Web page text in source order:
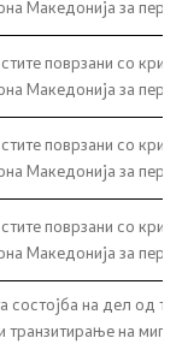
Македонија за
поврзани со
Македонија за
поврзани со
Македонија за
поврзани со
Македонија за
состојба на дел од
на